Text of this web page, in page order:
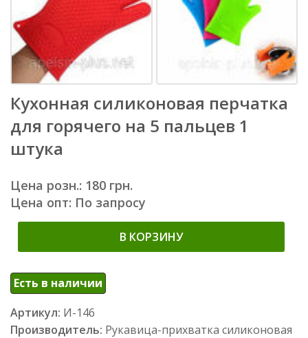
Кухонная силиконовая перчатка
для горячего на 5 пальцев 1
штука
Цена розн.: 180 грн.
Цена опт: По запросу
В КОРЗИНУ
Есть в наличии
Артикул: И-146
Производитель: Рукавица-прихватка силиконовая